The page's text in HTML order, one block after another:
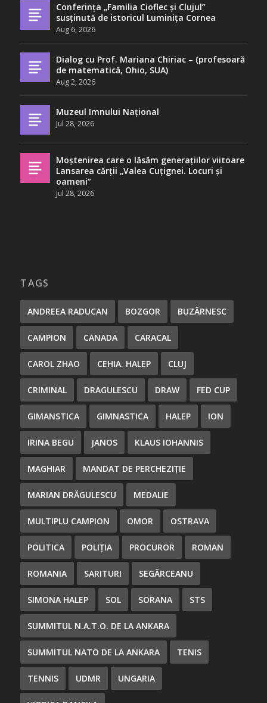
Conferința „Familia Cioflec și Clujul”
susținută de istoricul Luminița Cornea
Aug 6, 2026
Dialog cu Prof. Mariana Chiriac – (profesoară
de matematică, Ohio, SUA)
Aug 2, 2026
Muzeul Imnului Național
Jul 28, 2026
Moștenirea care o lăsăm generațiilor viitoare
Lansarea cărții „Valea Cuțignei. Locuri și
oameni”
Jul 28, 2026
TAGS
ANDREEA RADUCAN BOZGOR BUZĂRNESC
CAMPION CANADA CARACAL
CAROL ZHAO CEHIA. HALEP CLUJ
CRIMINAL DRAGULESCU DRAW FED CUP
GIMANSTICA GIMNASTICA HALEP ION
IRINA BEGU JANOS KLAUS IOHANNIS
MAGHIAR MANDAT DE PERCHEZIȚIE
MARIAN DRĂGULESCU MEDALIE
MULTIPLU CAMPION OMOR OSTRAVA
POLITICA POLIȚIA PROCUROR ROMAN
ROMANIA SARITURI SEGĂRCEANU
SIMONA HALEP SOL SORANA STS
SUMMITUL N.A.T.O. DE LA ANKARA
SUMMITUL NATO DE LA ANKARA TENIS
TENNIS UDMR UNGARIA